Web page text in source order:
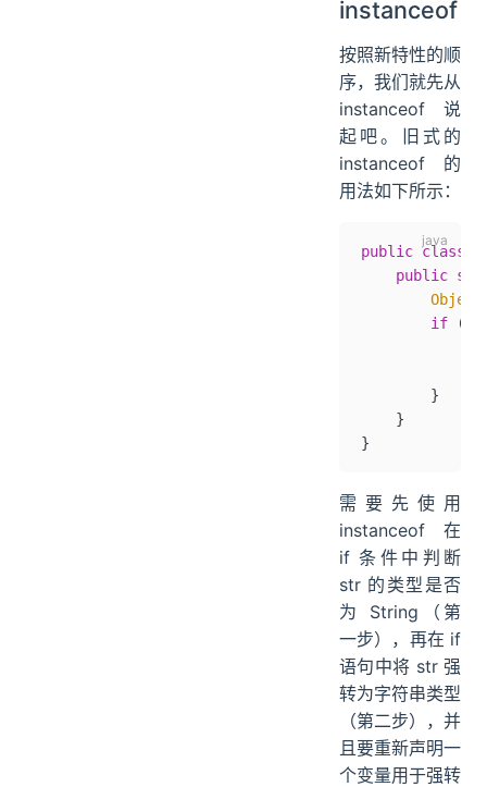
instanceof
按照新特性的顺
序，我们就先从
instanceof 说
起吧。旧式的
instanceof 的
用法如下所示：
public class
    public
        Object
        if
        }
    }
}
需要先使用
instanceof 在
if 条件中判断
str 的类型是否
为 String（第
一步），再在 if
语句中将 str 强
转为字符串类型
（第二步），并
且要重新声明一
个变量用于强转